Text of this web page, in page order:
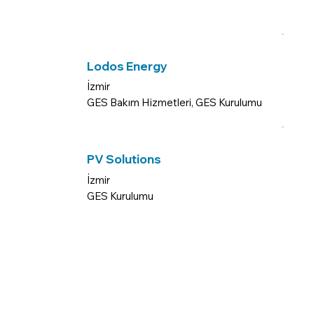
Lodos Energy
İzmir
GES Bakım Hizmetleri, GES Kurulumu
PV Solutions
İzmir
GES Kurulumu